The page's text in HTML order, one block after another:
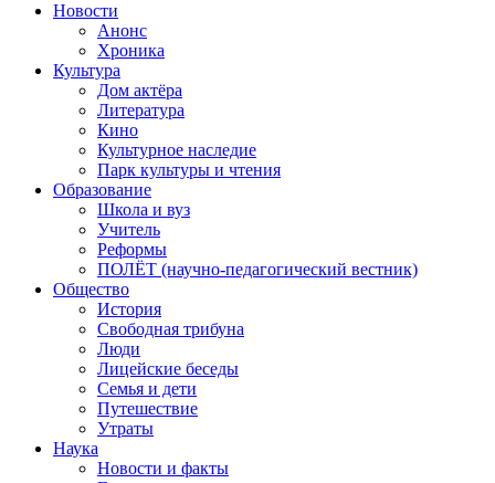
Новости
Анонс
Хроника
Культура
Дом актёра
Литература
Кино
Культурное наследие
Парк культуры и чтения
Образование
Школа и вуз
Учитель
Реформы
ПОЛЁТ (научно-педагогический вестник)
Общество
История
Свободная трибуна
Люди
Лицейские беседы
Семья и дети
Путешествие
Утраты
Наука
Новости и факты